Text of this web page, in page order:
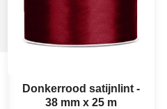
Donkerrood satijnlint -
38 mm x 25 m